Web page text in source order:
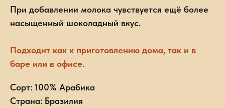
При добавлении молока чувствуется ещё более
насыщенный шоколадный вкус.
Подходит как к приготовлению дома, так и в
баре или в офисе.
Сорт: 100% Арабика
Страна: Бразилия